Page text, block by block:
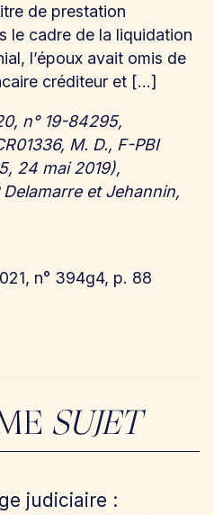
de prestation
le cadre de la liquidation
l’époux avait omis de
créditeur et […]
n° 19-84295,
M. D., F-PBI
24 mai 2019),
et Jehannin,
n° 394g4, p. 88
SUJET
judiciaire :